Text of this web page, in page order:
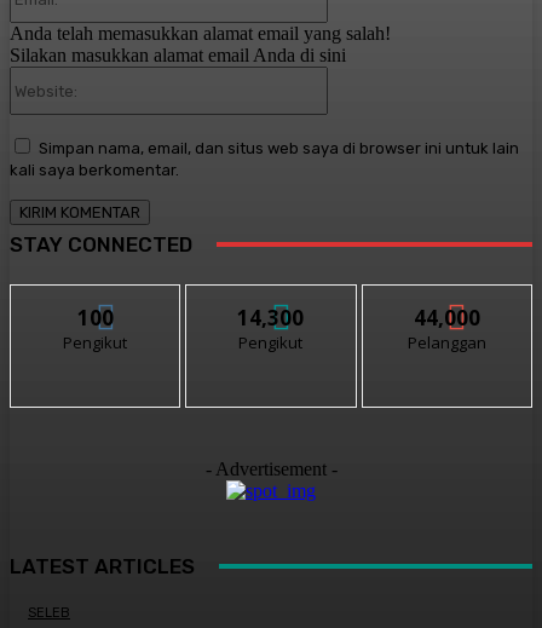
Anda telah memasukkan alamat email yang salah!
Silakan masukkan alamat email Anda di sini
Simpan nama, email, dan situs web saya di browser ini untuk lain
kali saya berkomentar.
STAY CONNECTED
100
Pengikut
14,300
Pengikut
44,000
Pelanggan
- Advertisement -
LATEST ARTICLES
SELEB